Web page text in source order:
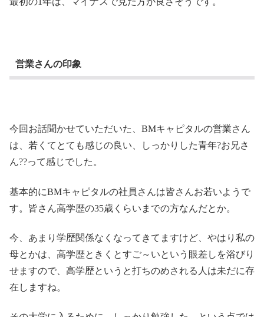
営業さんの印象
今回お話聞かせていただいた、BMキャピタルの営業さん
は、若くてとても感じの良い、しっかりした青年?お兄さ
ん??って感じでした。
基本的にBMキャピタルの社員さんは皆さんお若いようで
す。皆さん高学歴の35歳くらいまでの方なんだとか。
今、あまり学歴関係なくなってきてますけど、やはり私の
母とかは、高学歴ときくとすご～いという眼差しを浴びり
せますので、高学歴というと打ちのめされる人は未だに存
在しますね。